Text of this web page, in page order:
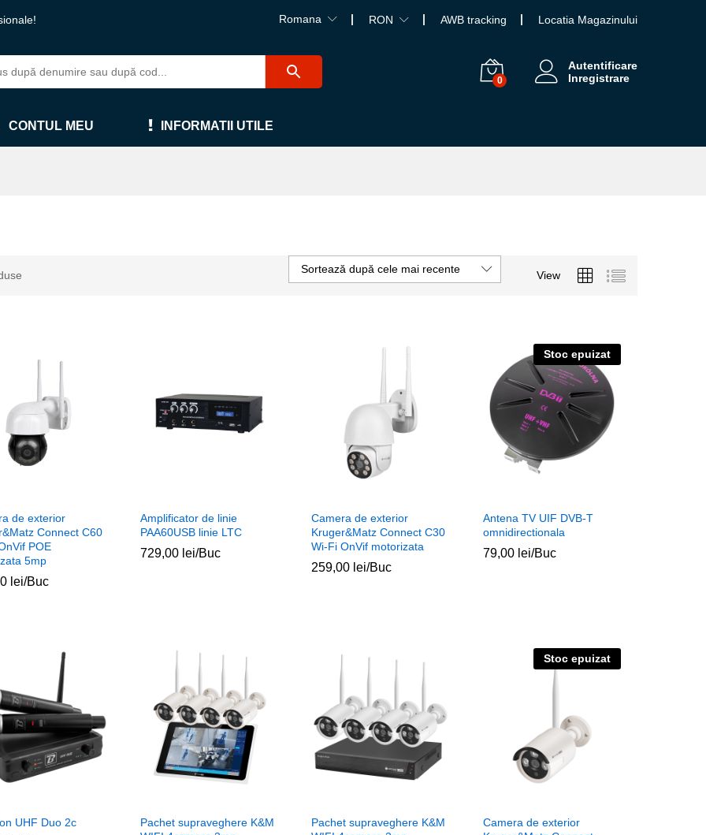
Romana RON AWB tracking Locatia Magazinului
0
Autentificare
Inregistrare
CONTUL MEU INFORMATII UTILE
View
Sortează după cele mai recente
de exterior
Connect C60
POE
5mp
lei/Buc
lei
Amplificator de linie
PAA60USB linie LTC
729,00 lei/Buc
729,00 lei
Camera de exterior
Kruger&Matz Connect C30
Wi-Fi OnVif motorizata
259,00 lei/Buc
259,00 lei
Stoc epuizat
Antena TV UIF DVB-T
omnidirectionala
79,00 lei/Buc
79,00 lei
UHF Duo 2c
Pachet supraveghere K&M
Pachet supraveghere K&M
Stoc epuizat
Camera de exterior